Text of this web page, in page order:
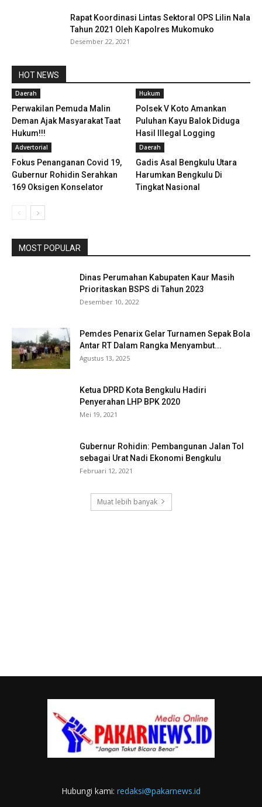
Rapat Koordinasi Lintas Sektoral OPS Lilin Nala
Tahun 2021 Oleh Kapolres Mukomuko
Desember 22, 2021
HOT NEWS
Daerah
Perwakilan Pemuda Malin
Deman Ajak Masyarakat Taat
Hukum!!!
Hukum
Polsek V Koto Amankan
Puluhan Kayu Balok Diduga
Hasil Illegal Logging
Advertorial
Fokus Penanganan Covid 19,
Gubernur Rohidin Serahkan
169 Oksigen Konselator
Daerah
Gadis Asal Bengkulu Utara
Harumkan Bengkulu Di
Tingkat Nasional
MOST POPULAR
Dinas Perumahan Kabupaten Kaur Masih
Prioritaskan BSPS di Tahun 2023
Desember 10, 2022
Pemdes Penarix Gelar Turnamen Sepak Bola
Antar RT Dalam Rangka Menyambut...
Agustus 13, 2025
Ketua DPRD Kota Bengkulu Hadiri
Penyerahan LHP BPK 2020
Mei 19, 2021
Gubernur Rohidin: Pembangunan Jalan Tol
sebagai Urat Nadi Ekonomi Bengkulu
Februari 12, 2021
Muat lebih banyak
Hubungi kami: redaksi@pakarnews.id